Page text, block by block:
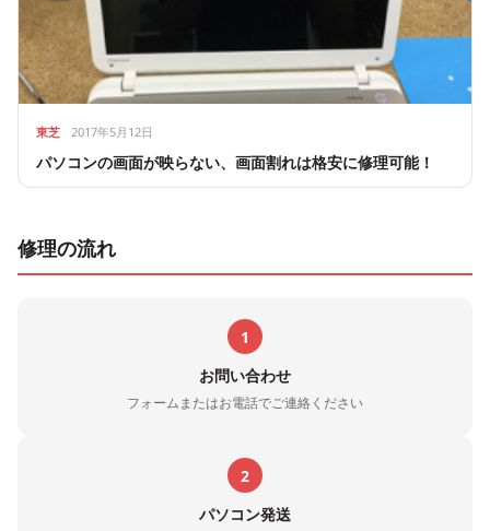
東芝 2017年5月12日
パソコンの画面が映らない、画面割れは格安に修理可能！
修理の流れ
1
お問い合わせ
フォームまたはお電話でご連絡ください
2
パソコン発送